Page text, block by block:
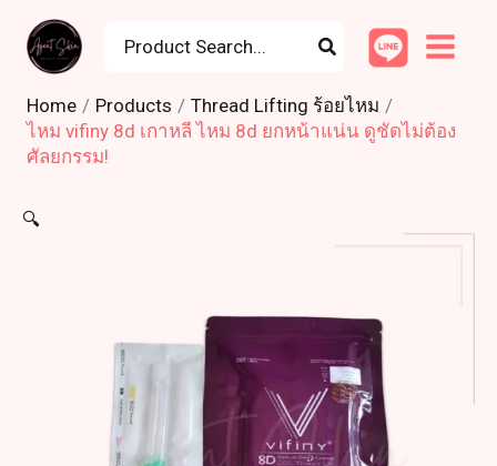
content
for:
Home Products
Thread Lifting ร้อยไหม
ไหม vifiny 8d เกาหลี ไหม 8d ยกหน้าแน่น ดูชัดไม่ต้อง
ศัลยกรรม!
🔍